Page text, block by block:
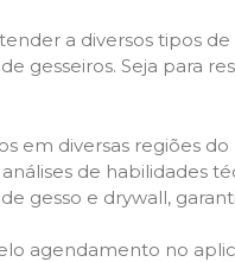
a diversos tipos
gesseiros. Seja para
diversas regiões do
de habilidades
gesso e drywall,
agendamento no